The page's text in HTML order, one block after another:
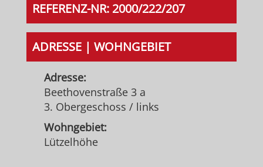
REFERENZ-NR: 2000/222/207
ADRESSE | WOHNGEBIET
Adresse:
Beethovenstraße 3 a
3. Obergeschoss / links
Wohngebiet:
Lützelhöhe